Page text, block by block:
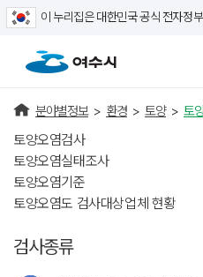
이 누리집은 대한민국 공식 전자정
분야별정보 > 환경 > 토양 > 토
토양오염검사
토양오염실태조사
토양오염기준
토양오염도 검사대상업체 현황
검사종류